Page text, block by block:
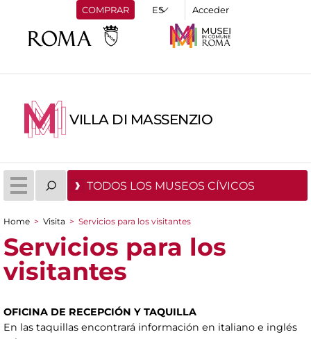
COMPRAR Acceder
VILLA DI MASSENZIO
TODOS LOS MUSEOS CÍVICOS
You are here
Home > Visita > Servicios para los visitantes
Servicios para los
visitantes
OFICINA DE RECEPCIÓN Y TAQUILLA
En las taquillas encontrará información en italiano e inglés